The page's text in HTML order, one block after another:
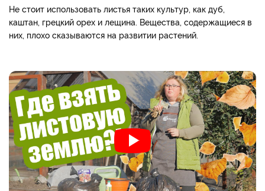
Не стоит использовать листья таких культур, как дуб,
каштан, грецкий орех и лещина. Вещества, содержащиеся в
них, плохо сказываются на развитии растений.